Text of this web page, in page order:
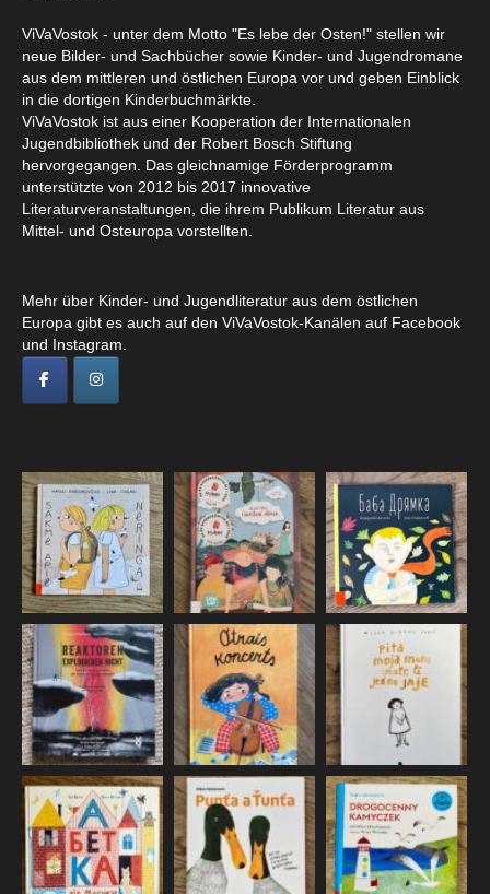
ViVaVostok - unter dem Motto "Es lebe der Osten!" stellen wir
neue Bilder- und Sachbücher sowie Kinder- und Jugendromane
aus dem mittleren und östlichen Europa vor und geben Einblick
in die dortigen Kinderbuchmärkte.
ViVaVostok ist aus einer Kooperation der Internationalen
Jugendbibliothek und der Robert Bosch Stiftung
hervorgegangen. Das gleichnamige Förderprogramm
unterstützte von 2012 bis 2017 innovative
Literaturveranstaltungen, die ihrem Publikum Literatur aus
Mittel- und Osteuropa vorstellten.
Mehr über Kinder- und Jugendliteratur aus dem östlichen
Europa gibt es auch auf den ViVaVostok-Kanälen auf Facebook
und Instagram.